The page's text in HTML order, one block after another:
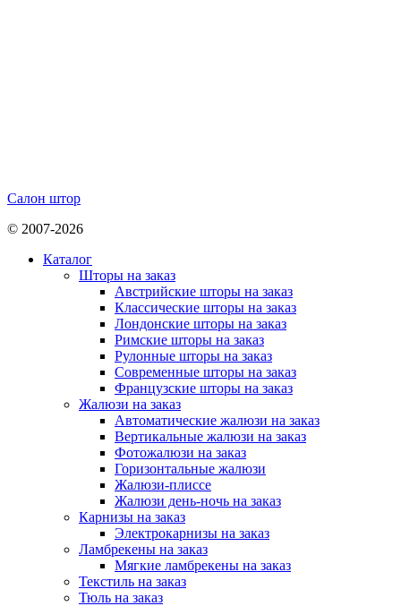
Салон штор
© 2007-2026
Каталог
Шторы на заказ
Австрийские шторы на заказ
Классические шторы на заказ
Лондонские шторы на заказ
Римские шторы на заказ
Рулонные шторы на заказ
Современные шторы на заказ
Французские шторы на заказ
Жалюзи на заказ
Автоматические жалюзи на заказ
Вертикальные жалюзи на заказ
Фотожалюзи на заказ
Горизонтальные жалюзи
Жалюзи-плиссе
Жалюзи день-ночь на заказ
Карнизы на заказ
Электрокарнизы на заказ
Ламбрекены на заказ
Мягкие ламбрекены на заказ
Текстиль на заказ
Тюль на заказ